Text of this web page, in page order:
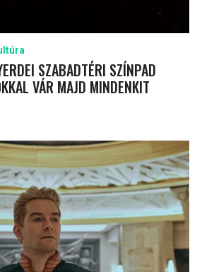
SZABADTÉRI SZÍNPAD
VÁR MAJD MINDENKIT